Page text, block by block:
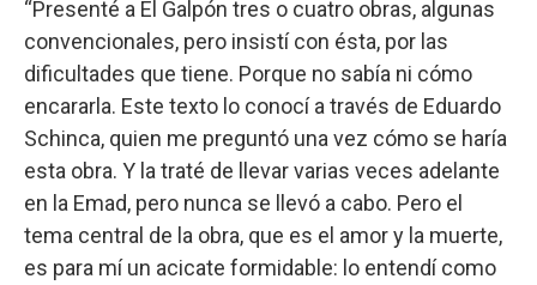
“Presenté a El Galpón tres o cuatro obras, algunas
convencionales, pero insistí con ésta, por las
dificultades que tiene. Porque no sabía ni cómo
encararla. Este texto lo conocí a través de Eduardo
Schinca, quien me preguntó una vez cómo se haría
esta obra. Y la traté de llevar varias veces adelante
en la Emad, pero nunca se llevó a cabo. Pero el
tema central de la obra, que es el amor y la muerte,
es para mí un acicate formidable: lo entendí como